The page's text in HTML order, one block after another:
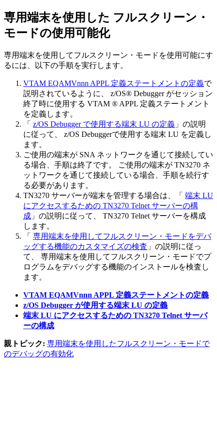
専用端末を使用した フルスクリーン・
モードの使用可能化
専用端末を使用してフルスクリーン・モード を使用可能にす
るには、以下の手順を実行します。
VTAM EQAMVnnn APPL 定義ステートメントの定義で
説明されているように、 z/OS® Debuggerがセッション
終了時に使用する VTAM ® APPL 定義ステートメント
を定義します。
「 z/OS Debugger で使用する端末 LU の定義 」の説明
に従って、 z/OS Debuggerで使用する端末 LU を定義し
ます。
ご使用の端末が SNA ネットワークを通じて接続してい
る場合、手順は終了です。 ご使用の端末が TN3270 ネ
ットワークを通じて接続している場合、手順を続行す
る必要があります。
TN3270 サーバーが端末を管理する場合は、「 端末 LU
にアクセスするための TN3270 Telnet サーバーの構
成 」の説明に従って、 TN3270 Telnet サーバーを構成
します。
「 専用端末を使用してフルスクリーン・モードをデバ
ッグする機能のカスタマイズの検査 」の説明に従っ
て、 専用端末を使用してフルスクリーン・モードでプ
ログラムをデバッグする機能のインストールを検査し
ます。
VTAM EQAMVnnn APPL 定義ステートメントの定義
z/OS Debugger が使用する端末 LU の定義
端末 LU にアクセスするための TN3270 Telnet サーバ
ーの構成
親トピック: 専用端末を使用したフルスクリーン・モードで
のデバッグの有効化